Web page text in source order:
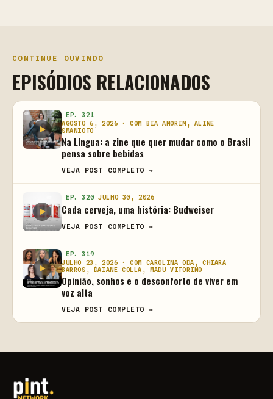
CONTINUE OUVINDO
EPISÓDIOS RELACIONADOS
EP. 321
AGOSTO 6, 2026 · COM BIA AMORIM, ALINE
SMANIOTO
Na Língua: a zine que quer mudar como o Brasil
pensa sobre bebidas
VEJA POST COMPLETO →
EP. 320 JULHO 30, 2026
Cada cerveja, uma história: Budweiser
VEJA POST COMPLETO →
EP. 319
JULHO 23, 2026 · COM CAROLINA ODA, CHIARA
BARROS, DAIANE COLLA, MADU VITORINO
Opinião, sonhos e o desconforto de viver em
voz alta
VEJA POST COMPLETO →